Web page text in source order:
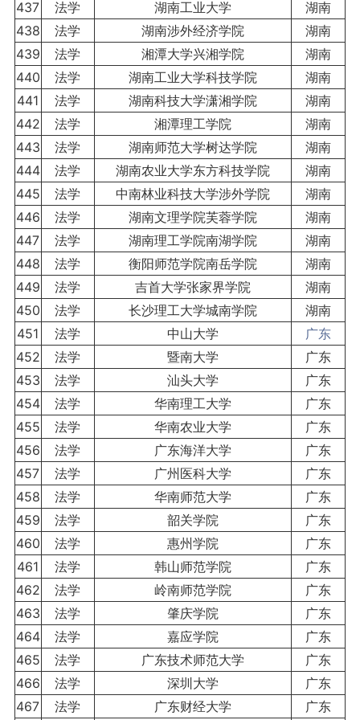
437 法学 湖南工业大学
湖南
438
法学 湖南涉外经济学院
湖南
439
法学 湘潭大学兴湘学院
湖南
440
法学 湖南工业大学科技学院
湖南
441
法学 湖南科技大学潇湘学院
湖南
442
法学 湘潭理工学院
湖南
443
法学 湖南师范大学树达学院
湖南
444
法学 湖南农业大学东方科技学院
湖南
445
法学 中南林业科技大学涉外学院
湖南
446
法学 湖南文理学院芙蓉学院
湖南
447
法学 湖南理工学院南湖学院
湖南
448
法学 衡阳师范学院南岳学院
湖南
449
法学 吉首大学张家界学院
湖南
450
法学 长沙理工大学城南学院
湖南
451
法学 中山大学
广东
452
法学 暨南大学
广东
453
法学 汕头大学
广东
454
法学 华南理工大学
广东
455
法学 华南农业大学
广东
456
法学 广东海洋大学
广东
457
法学 广州医科大学
广东
458
法学 华南师范大学
广东
459
法学 韶关学院
广东
460
法学 惠州学院
广东
461
法学 韩山师范学院
广东
462
法学 岭南师范学院
广东
463
法学 肇庆学院
广东
464
法学 嘉应学院
广东
465
法学 广东技术师范大学
广东
466
法学 深圳大学
广东
467
法学 广东财经大学 广东